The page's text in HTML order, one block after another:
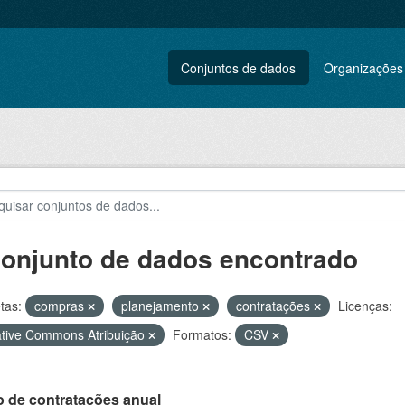
Conjuntos de dados Organizações
de dados encontrado
compras planejamento contratações
Licenças:
Commons Atribuição
Formatos: CSV
de contratações anual